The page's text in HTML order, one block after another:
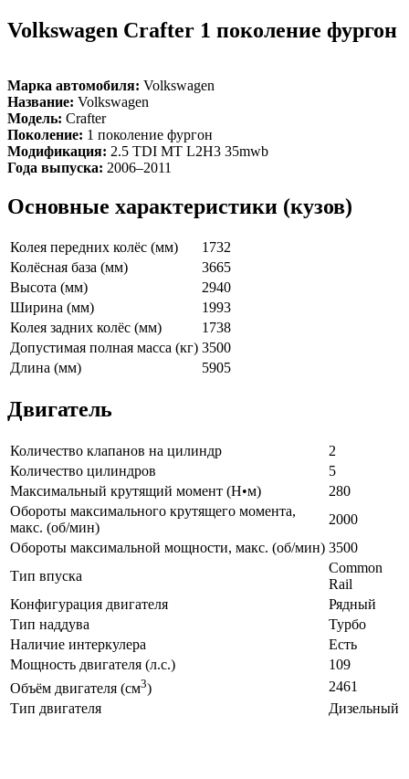
Volkswagen Crafter 1 поколение фургон
Марка автомобиля: Volkswagen
Название: Volkswagen
Модель: Crafter
Поколение: 1 поколение фургон
Модификация: 2.5 TDI MT L2H3 35mwb
Года выпуска: 2006–2011
Основные характеристики (кузов)
Колея передних колёс (мм)
1732
Колёсная база (мм)
3665
Высота (мм)
2940
Ширина (мм)
1993
Колея задних колёс (мм)
1738
Допустимая полная масса (кг) 3500
Длина (мм)
5905
Двигатель
Количество клапанов на цилиндр
2
Количество цилиндров
5
Максимальный крутящий момент (Н•м)
280
Обороты максимального крутящего момента,
макс. (об/мин)
2000
Обороты максимальной мощности, макс. (об/мин) 3500
Тип впуска
Common
Rail
Конфигурация двигателя
Рядный
Тип наддува
Турбо
Наличие интеркулера
Есть
Мощность двигателя (л.с.)
109
Объём двигателя (см3)
2461
Тип двигателя
Дизельный